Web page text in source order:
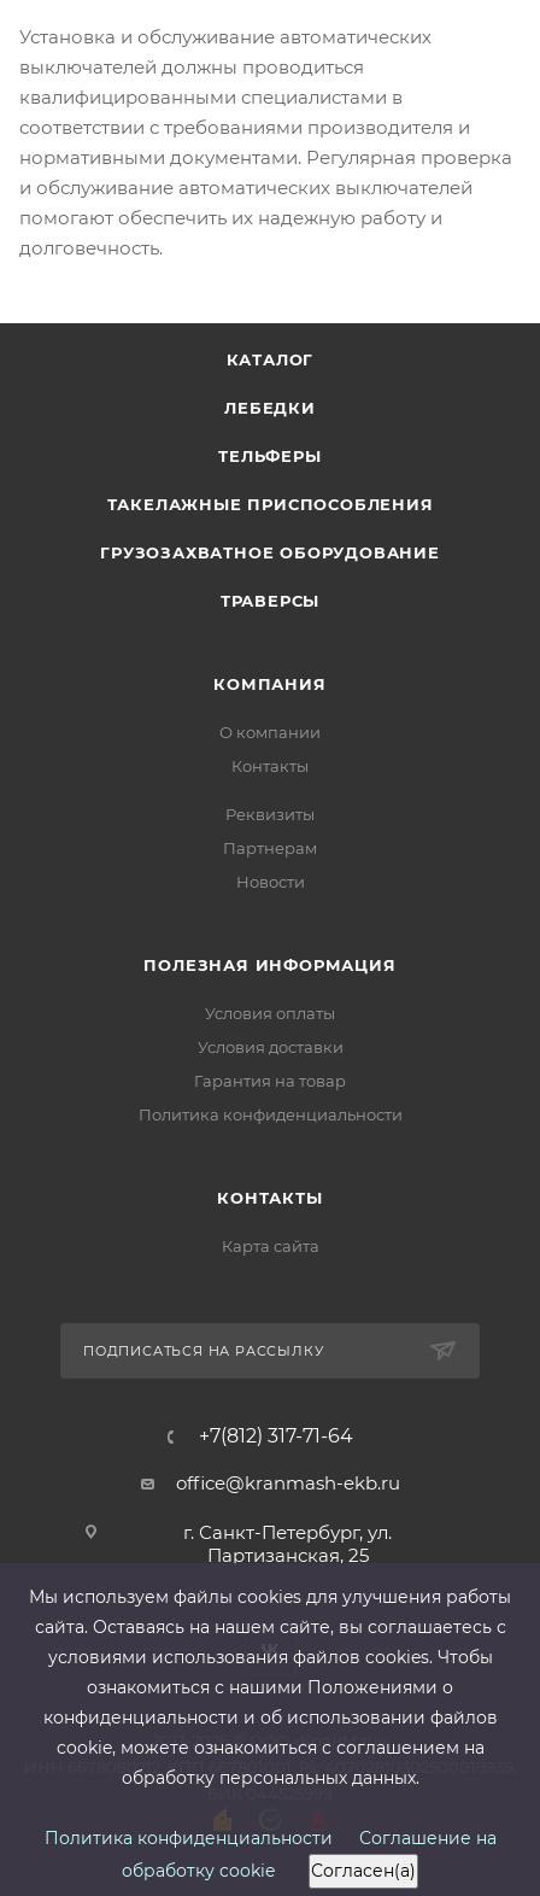
Установка и обслуживание автоматических
выключателей должны проводиться
квалифицированными специалистами в
соответствии с требованиями производителя и
нормативными документами. Регулярная проверка
и обслуживание автоматических выключателей
помогают обеспечить их надежную работу и
долговечность.
КАТАЛОГ
ЛЕБЕДКИ
ТЕЛЬФЕРЫ
ТАКЕЛАЖНЫЕ ПРИСПОСОБЛЕНИЯ
ГРУЗОЗАХВАТНОЕ ОБОРУДОВАНИЕ
ТРАВЕРСЫ
КОМПАНИЯ
О компании
Контакты
Реквизиты
Партнерам
Новости
ПОЛЕЗНАЯ ИНФОРМАЦИЯ
Условия оплаты
Условия доставки
Гарантия на товар
Политика конфиденциальности
КОНТАКТЫ
Карта сайта
ПОДПИСАТЬСЯ НА РАССЫЛКУ
+7(812) 317-71-64
office@kranmash-ekb.ru
г. Санкт-Петербург, ул.
Партизанская, 25
2013-2026 ©ООО «КранМаш»
ИНН 6678080212, КПП 667801001 ,Р/с 40702810302500019939,
БИК 044525999
Мы используем файлы cооkies для улучшения работы
сайта. Оставаясь на нашем сайте, вы соглашаетесь с
условиями использования файлов cооkies. Чтобы
ознакомиться с нашими Положениями о
конфиденциальности и об использовании файлов
cookie, можете ознакомиться с соглашением на
обработку персональных данных.
Политика конфиденциальности
Соглашение на
обработку cookie
Согласен(а)